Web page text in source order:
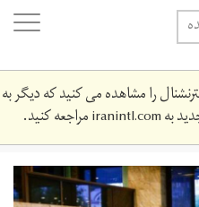
را مشاهده می کنید که دیگر به
بهiranintl.comمراجعه کنید.